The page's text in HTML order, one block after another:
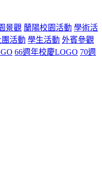
景觀 蘭陽校園活動 學術活
活動 學生活動 外賓參觀
66週年校慶LOGO 70週